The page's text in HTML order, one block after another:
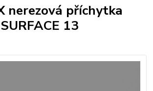
nerezová příchytka
13